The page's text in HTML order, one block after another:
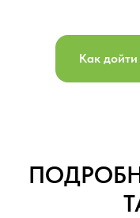
Как дойти